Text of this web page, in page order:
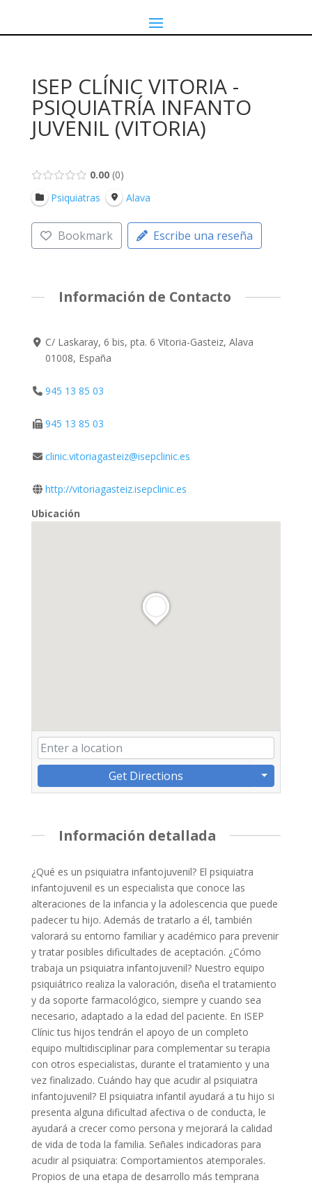
ISEP CLÍNIC VITORIA -
PSIQUIATRÍA INFANTO
JUVENIL (VITORIA)
0.00 0
Psiquiatras
Alava
Bookmark Escribe una reseña
Información de Contacto
C/ Laskaray, 6 bis, pta. 6 Vitoria-Gasteiz, Alava
01008, España
945 13 85 03
945 13 85 03
clinic.vitoriagasteiz@isepclinic.es
http://vitoriagasteiz.isepclinic.es
Ubicación
Get Directions
Información detallada
¿Qué es un psiquiatra infantojuvenil? El psiquiatra
infantojuvenil es un especialista que conoce las
alteraciones de la infancia y la adolescencia que puede
padecer tu hijo. Además de tratarlo a él, también
valorará su entorno familiar y académico para prevenir
y tratar posibles dificultades de aceptación. ¿Cómo
trabaja un psiquiatra infantojuvenil? Nuestro equipo
psiquiátrico realiza la valoración, diseña el tratamiento
y da soporte farmacológico, siempre y cuando sea
necesario, adaptado a la edad del paciente. En ISEP
Clínic tus hijos tendrán el apoyo de un completo
equipo multidisciplinar para complementar su terapia
con otros especialistas, durante el tratamiento y una
vez finalizado. Cuándo hay que acudir al psiquiatra
infantojuvenil? El psiquiatra infantil ayudará a tu hijo si
presenta alguna dificultad afectiva o de conducta, le
ayudará a crecer como persona y mejorará la calidad
de vida de toda la familia. Señales indicadoras para
acudir al psiquiatra: Comportamientos atemporales.
Propios de una etapa de desarrollo más temprana